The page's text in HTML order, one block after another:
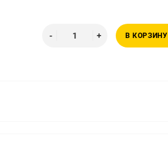
В КОРЗИНУ